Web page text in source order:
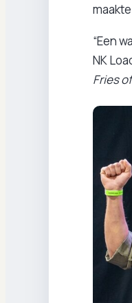
“Een
NK
Fries